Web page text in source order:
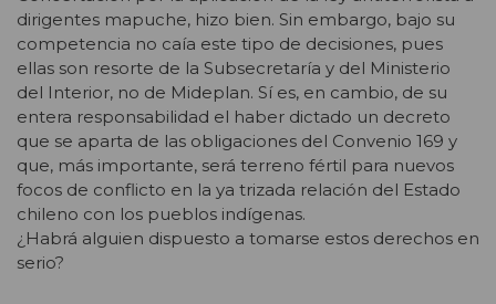
dirigentes mapuche, hizo bien. Sin embargo, bajo su
competencia no caía este tipo de decisiones, pues
ellas son resorte de la Subsecretaría y del Ministerio
del Interior, no de Mideplan. Sí es, en cambio, de su
entera responsabilidad el haber dictado un decreto
que se aparta de las obligaciones del Convenio 169 y
que, más importante, será terreno fértil para nuevos
focos de conflicto en la ya trizada relación del Estado
chileno con los pueblos indígenas.
¿Habrá alguien dispuesto a tomarse estos derechos en
serio?